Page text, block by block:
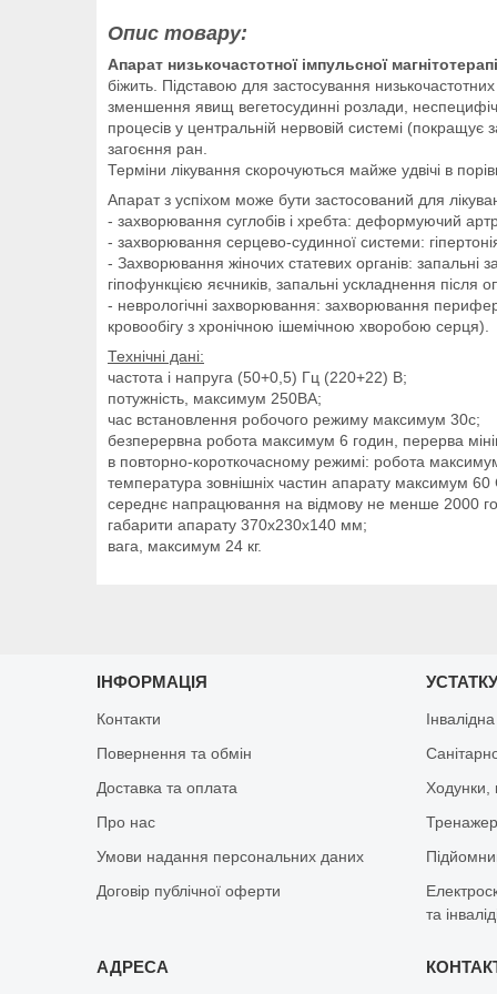
Опис товару:
Апарат низькочастотної імпульсної
біжить. Підставою для застосування
зменшення явищ вегетосудинні розлади,
процесів у центральній нервовій системі
загоєння ран.
Терміни лікування скорочуються майже удвічі в
Апарат з успіхом може бути застосований для
- захворювання суглобів і хребта: деформуючий
- захворювання серцево-судинної системи:
- Захворювання жіночих статевих органів:
гіпофункцією яєчників, запальні ускладнення
- неврологічні захворювання: захворювання
кровообігу з хронічною ішемічною хворобою серця).
Технічні дані:
частота і напруга (50+0,5) Гц (220+22) В;
потужність, максимум 250ВА;
час встановлення робочого режиму максимум 30с;
безперервна робота максимум 6 годин, перерва
в повторно-короткочасному режимі: робота
температура зовнішніх частин апарату максимум 60
середнє напрацювання на відмову не менше 2000
габарити апарату 370х230х140 мм;
вага, максимум 24 кг.
ІНФОРМАЦІЯ
Контакти
Повернення та обмін
Доставка та оплата
Про нас
Умови надання персональних даних
Договір публічної оферти
Ходунки,
Тренажер
та